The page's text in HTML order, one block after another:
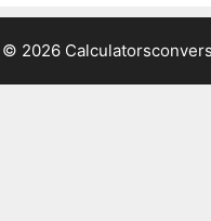
© 2026